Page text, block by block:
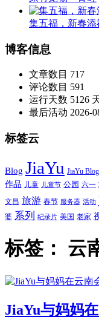
集五福，新春添
博客信息
文章数目 717
评论数目 591
运行天数 5126
最后活动 2026-
标签云
Blog JiaYu JiaYu Blog
作品 儿童 儿童节 公园 六一
文昌 旅游 春节 服务器 活动
婆 系列 纪录片 美国 老家
标签： 云
JiaYu与妈妈